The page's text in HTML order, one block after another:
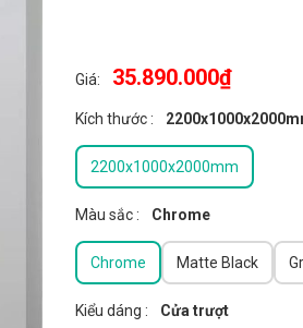
Giá: 35.890.000₫
Kích thước :
2200x1000x2000mm
Màu sắc : Chrome
Chrome Matte Black
Kiểu dáng : Cửa trượt